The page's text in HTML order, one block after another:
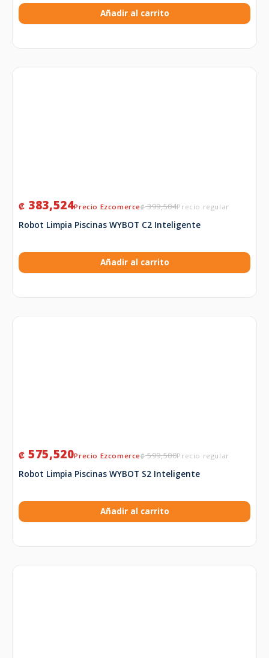
Añadir al carrito
₡399,504
₡ 383,524
Robot Limpia Piscinas WYBOT C2 Inteligente
Añadir al carrito
₡599,500
₡ 575,520
Robot Limpia Piscinas WYBOT S2 Inteligente
Añadir al carrito